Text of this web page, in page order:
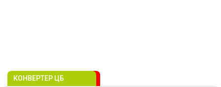
КОНВЕРТЕР ЦБ